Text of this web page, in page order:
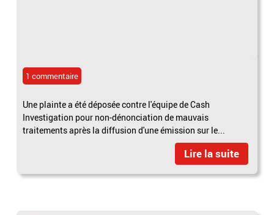
1 commentaire
Une plainte a été déposée contre l'équipe de Cash
Investigation pour non-dénonciation de mauvais
traitements après la diffusion d'une émission sur le...
Lire la suite